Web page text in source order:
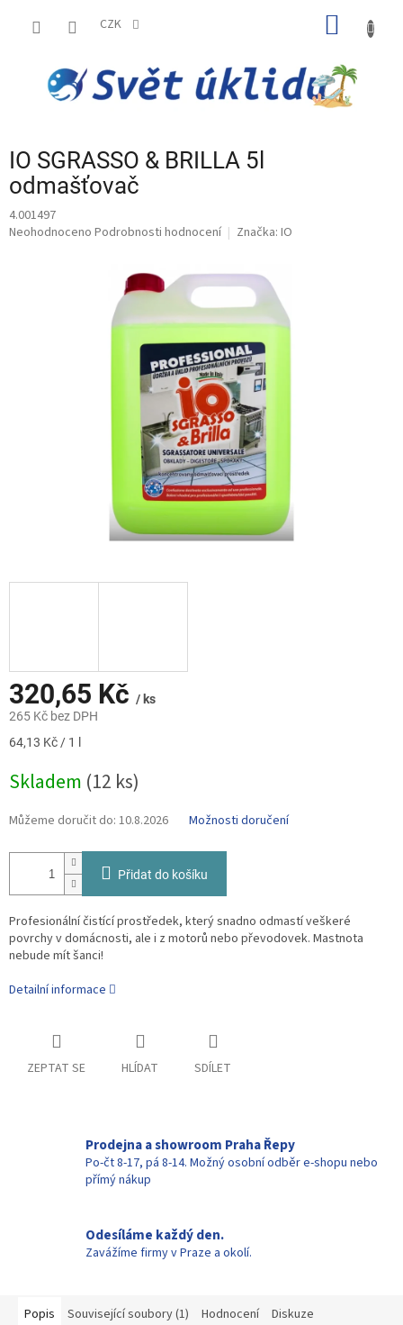
CZK
IO SGRASSO & BRILLA 5l
odmašťovač
4.001497
Průměrné
Neohodnoceno Podrobnosti hodnocení Značka: IO
320,65 Kč / ks
265 Kč bez DPH
Měrná
64,13 Kč / 1 l
Skladem (12 ks)
Můžeme doručit do: 10.8.2026 Možnosti doručení
Přidat do košíku
Profesionální čistící prostředek, který snadno odmastí veškeré
povrchy v domácnosti, ale i z motorů nebo převodovek. Mastnota
nebude mít šanci!
Detailní informace
ZEPTAT SE HLÍDAT SDÍLET
Prodejna a showroom Praha Řepy
Po-čt 8-17, pá 8-14. Možný osobní odběr e-shopu nebo
přímý nákup
Odesíláme každý den.
Zavážíme firmy v Praze a okolí.
Popis Související soubory (1) Hodnocení Diskuze